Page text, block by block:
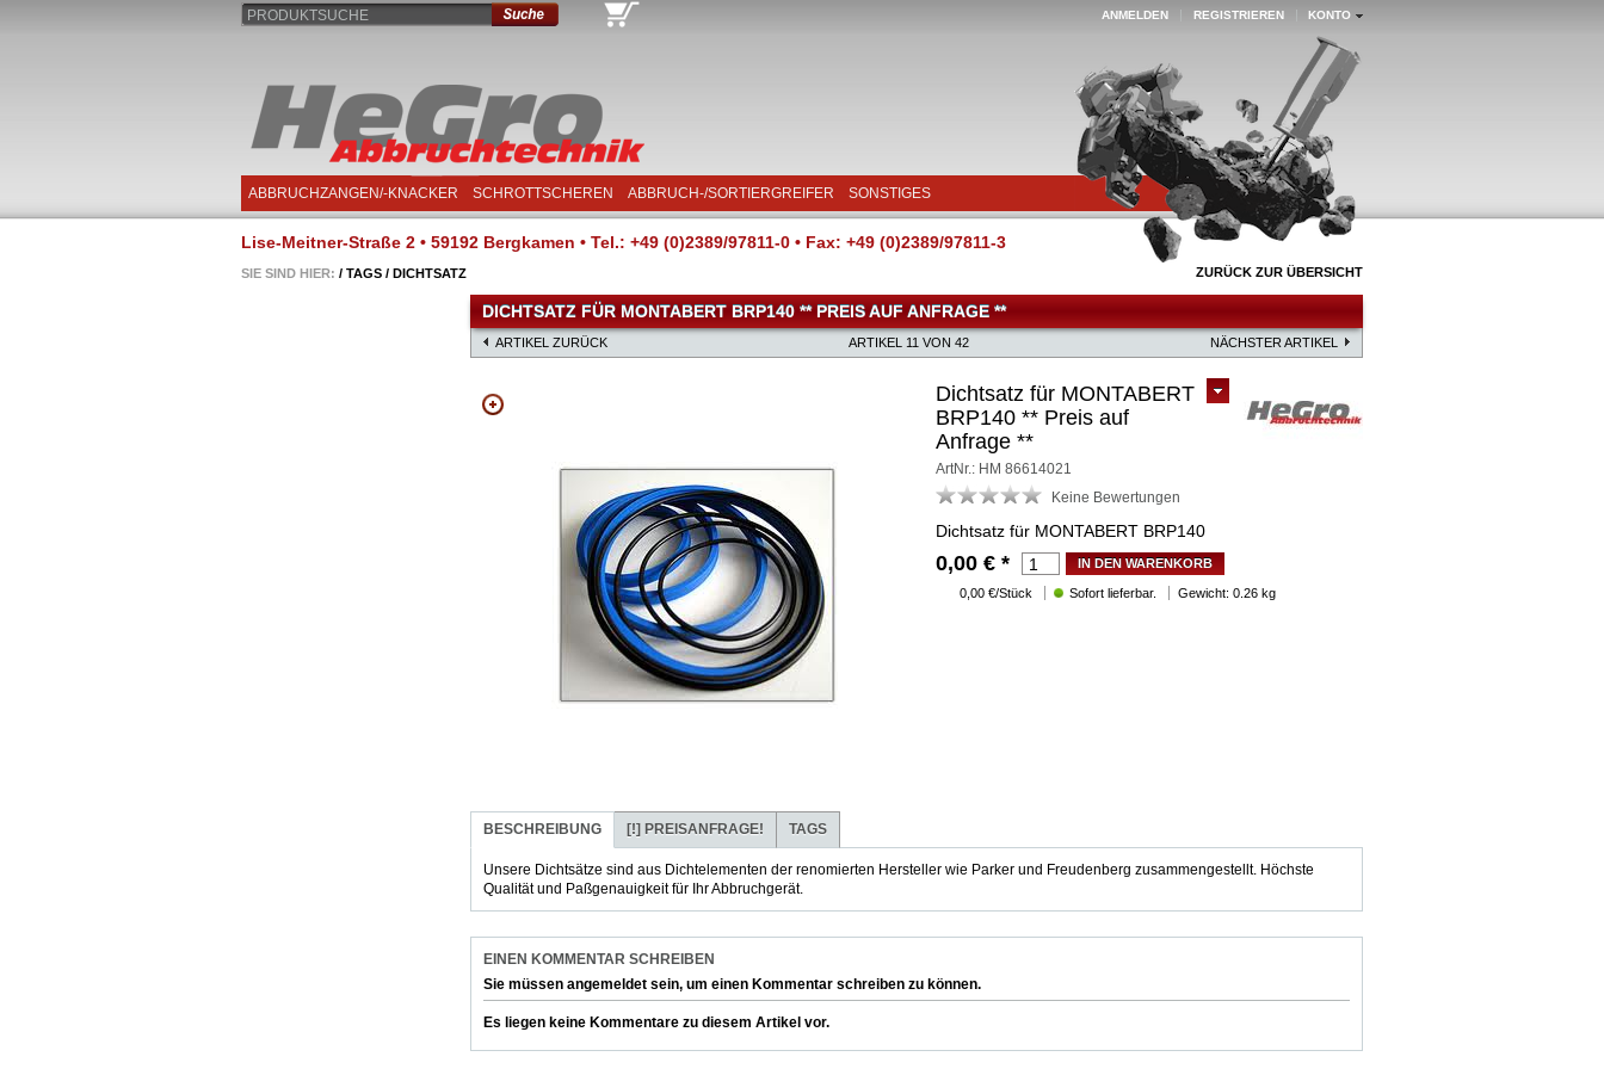
KONTO
ANMELDEN REGISTRIEREN
ABBRUCHZANGEN/-KNACKER SCHROTTSCHEREN ABBRUCH-/SORTIERGREIFER SONSTIGES
PRODUKTSUCHE
Lise-Meitner-Straße 2 • 59192 Bergkamen • Tel.: +49 (0)2389/97811-0 • Fax: +49 (0)2389/97811-3
SIE SIND HIER: / TAGS / DICHTSATZ ZURÜCK ZUR ÜBERSICHT
DICHTSATZ FÜR MONTABERT BRP140 ** PREIS AUF ANFRAGE **
ARTIKEL ZURÜCK ARTIKEL 11 VON 42 NÄCHSTER ARTIKEL
Dichtsatz für MONTABERT
BRP140 ** Preis auf
Anfrage **
ArtNr.: HM 86614021
Keine Bewertungen
Dichtsatz für MONTABERT BRP140
0,00 € * IN DEN WARENKORB
0,00 €/Stück Sofort lieferbar. Gewicht: 0.26 kg
BESCHREIBUNG [!] PREISANFRAGE! TAGS
Unsere Dichtsätze sind aus Dichtelementen der renomierten Hersteller wie Parker und Freudenberg zusammengestellt. Höchste
Qualität und Paßgenauigkeit für Ihr Abbruchgerät.
EINEN KOMMENTAR SCHREIBEN
Sie müssen angemeldet sein, um einen Kommentar schreiben zu können.
Es liegen keine Kommentare zu diesem Artikel vor.